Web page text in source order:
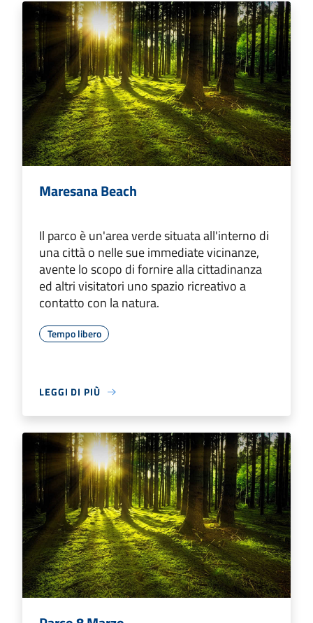
Maresana Beach
Il parco è un'area verde situata all'interno di
una città o nelle sue immediate vicinanze,
avente lo scopo di fornire alla cittadinanza
ed altri visitatori uno spazio ricreativo a
contatto con la natura.
Tempo libero
LEGGI DI PIÙ